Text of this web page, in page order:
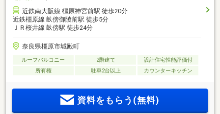
近鉄南大阪線 橿原神宮前駅 徒歩20分
近鉄橿原線 畝傍御陵前駅 徒歩5分
ＪＲ桜井線 畝傍駅 徒歩24分
奈良県橿原市城殿町
ルーフバルコニー 2階建て
設計住宅性能評価付
所有権
駐車2台以上 カウンターキッチン
資料をもらう(無料)